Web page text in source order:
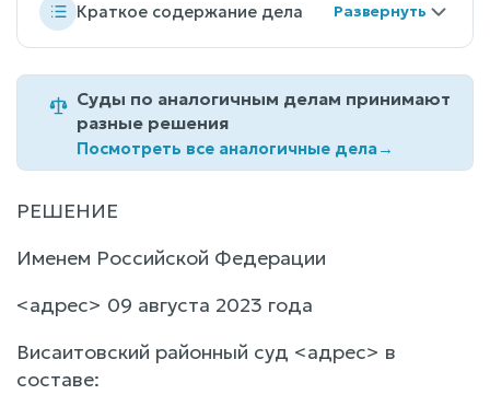
Краткое содержание дела
Суды по аналогичным делам принимают
разные решения
Посмотреть все аналогичные дела→
РЕШЕНИЕ
Именем Российской Федерации
<адрес> 09 августа 2023 года
Висаитовский районный суд <адрес> в
составе: